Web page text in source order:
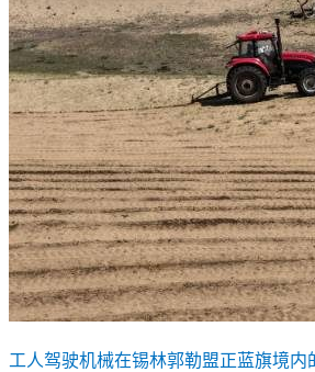
工人驾驶机械在锡林郭勒盟正蓝旗境内